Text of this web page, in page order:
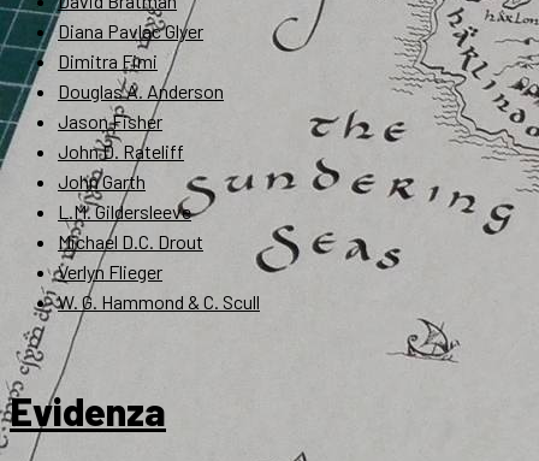
Diana Pavlac Glyer
Dimitra Fimi
Douglas A. Anderson
Jason Fisher
John D. Rateliff
John Garth
L.M. Gildersleeve
Michael D.C. Drout
Verlyn Flieger
W. G. Hammond & C. Scull
Evidenza